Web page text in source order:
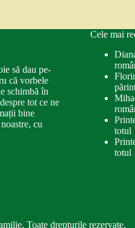
să dau pe-
că vorbele
schimbă în
tot ce ne
bine
cu
Cele mai
totul
totul
Toate drepturile rezervate.